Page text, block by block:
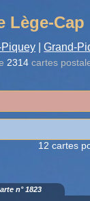
Lège-Cap
Piquey Grand-
2314 cartes
12 cartes
n° 1823